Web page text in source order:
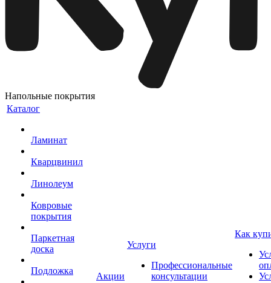
Напольные покрытия
Каталог
Ламинат
Кварцвинил
Линолеум
Ковровые
покрытия
Паркетная
доска
Подложка
Акции
Услуги
Профессиональные
консультации
Как